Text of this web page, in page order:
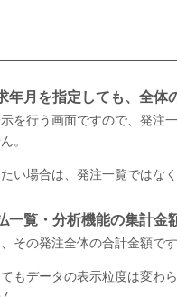
年月を指定しても、全体
を行う画面ですので、発注
。
い場合は、発注一覧ではな
一覧・分析機能の集計金
その発注全体の合計金額で
もデータの表示粒度は変わ